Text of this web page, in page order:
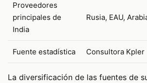
Proveedores
principales de
India
Rusia, EAU,
Fuente estadística Consultora Kpler
La diversificación de las fuentes de